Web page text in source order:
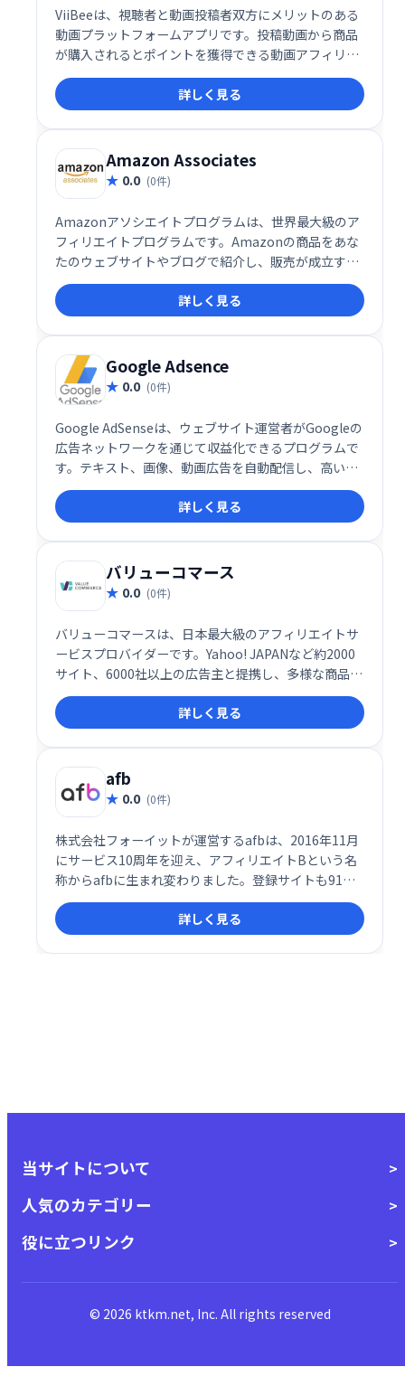
ViiBeeは、視聴者と動画投稿者双方にメリットのある
動画プラットフォームアプリです。投稿動画から商品
が購入されるとポイントを獲得できる動画アフィリエ
イト機能を搭載。手軽に動画投稿で収益化を目指せ
る、新しいエンタメ体験を提供します。
詳しく見る
Amazon Associates
0.0 (0件)
Amazonアソシエイトプログラムは、世界最大級のア
フィリエイトプログラムです。Amazonの商品をあな
たのウェブサイトやブログで紹介し、販売が成立する
と手数料を獲得できます。数百万の製品を取り扱い、
幅広い分野で収益化が可能です。手軽に始められ、多
くのアフィリエイターが成功を収めている実績のある
プログラムです。
詳しく見る
Google Adsence
0.0 (0件)
Google AdSenseは、ウェブサイト運営者がGoogleの
広告ネットワークを通じて収益化できるプログラムで
す。テキスト、画像、動画広告を自動配信し、高いク
リック単価とクリック率を実現します。サイトのコン
テンツとユーザーに最適化された広告表示で、効率的
な収益化をサポートします。
詳しく見る
バリューコマース
0.0 (0件)
バリューコマースは、日本最大級のアフィリエイトサ
ービスプロバイダーです。Yahoo! JAPANなど約2000
サイト、6000社以上の広告主と提携し、多様な商品・
サービスのアフィリエイト広告掲載が可能です。初心
者からビジネス利用者まで、無料で簡単に始められ、
75万以上のサイトが登録しています。国内最大級のネ
ットワークで、安定した収益獲得を目指せます。
詳しく見る
afb
0.0 (0件)
株式会社フォーイットが運営するafbは、2016年11月
にサービス10周年を迎え、アフィリエイトBという名
称からafbに生まれ変わりました。登録サイトも91万
サイトを突破し、月の報酬が100万円を超えるパート
ナー様にも多数ご在籍いただいております。
詳しく見る
当サイトについて
人気のカテゴリー
役に立つリンク
© 2026 ktkm.net, Inc. All rights reserved